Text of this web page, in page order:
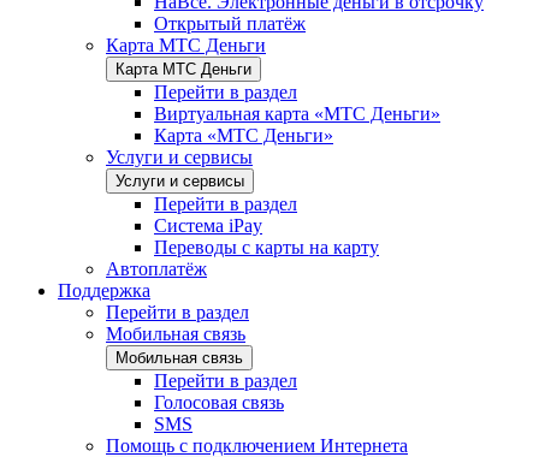
Открытый платёж
Карта МТС Деньги
Карта МТС Деньги
Перейти в раздел
Виртуальная карта «МТС Деньги»
Карта «МТС Деньги»
Услуги и сервисы
Услуги и сервисы
Перейти в раздел
Система iPay
Переводы с карты на карту
Автоплатёж
Поддержка
Перейти в раздел
Мобильная связь
Мобильная связь
Перейти в раздел
Голосовая связь
SMS
Помощь с подключением Интернета